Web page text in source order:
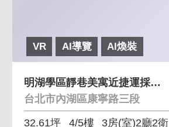
VR AI導覽 AI煥裝
明湖學區靜巷美寓近捷運採光佳低總價成家首選 前後陽
台北市內湖區康寧路三段
32.61坪 4/5樓 3房(室)2廳2衛